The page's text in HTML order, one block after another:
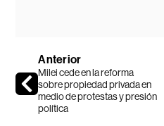
Anterior
Milei cede en la reforma
sobre propiedad privada en
medio de protestas y presión
política